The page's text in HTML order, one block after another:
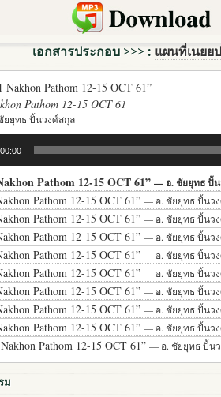
เอกสารประกอบ >>> :แผนที่เนยย
Nakhon Pathom 12-15 OCT 61”
Pathom 12-15 OCT 61
ยยุทธ ปั้นวงศ์สกุล
00:00
Pathom 12-15 OCT 61” — อ. ชัยยุทธ ปั้
Pathom 12-15 OCT 61” — อ. ชัยยุทธ ปั้นว
Pathom 12-15 OCT 61” — อ. ชัยยุทธ ปั้นว
Pathom 12-15 OCT 61” — อ. ชัยยุทธ ปั้นว
Pathom 12-15 OCT 61” — อ. ชัยยุทธ ปั้นว
Pathom 12-15 OCT 61” — อ. ชัยยุทธ ปั้นว
Pathom 12-15 OCT 61” — อ. ชัยยุทธ ปั้นว
Pathom 12-15 OCT 61” — อ. ชัยยุทธ ปั้นว
Pathom 12-15 OCT 61” — อ. ชัยยุทธ ปั้นว
Pathom 12-15 OCT 61” — อ. ชัยยุทธ ปั้น
ม